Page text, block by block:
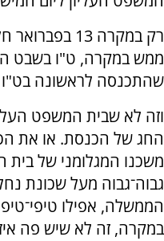
רק במקרה 13
ממש במקרה, ט"ו בשבט
שהתכנסה לראשונה בט"ו
וזה לא שבית המשפט
החג של הכנסת. או את
משכנו המגלומני של
גבוה־גבוה מעל שכונת
הממשלה, אפילו
במקרה, זה לא שיש פה